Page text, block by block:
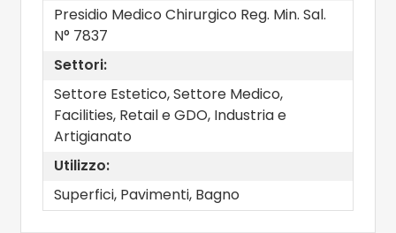
Presidio Medico Chirurgico Reg. Min. Sal.
N° 7837
Settori:
Settore Estetico, Settore Medico,
Facilities, Retail e GDO, Industria e
Artigianato
Utilizzo:
Superfici, Pavimenti, Bagno